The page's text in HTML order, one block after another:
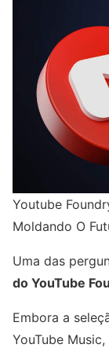
Youtube
Moldando O
Uma das
do YouTube
Embora a
YouTube